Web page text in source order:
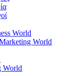
World
World
World